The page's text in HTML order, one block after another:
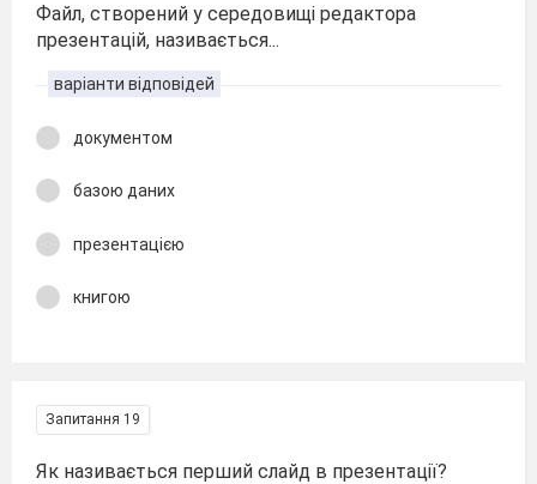
Файл, створений у середовищі редактора
презентацій, називається...
варіанти відповідей
документом
базою даних
презентацією
книгою
Запитання 19
Як називається перший слайд в презентації?